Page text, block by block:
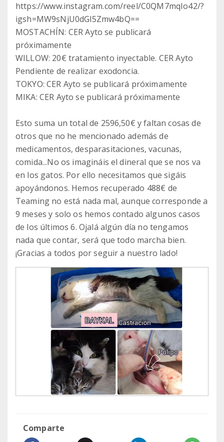
https://www.instagram.com/reel/C0QM7mqIo42/?
igsh=MW9sNjU0dGl5Zmw4bQ==
MOSTACHÍN: CER Ayto se publicará
próximamente
WILLOW: 20€ tratamiento inyectable. CER Ayto
Pendiente de realizar exodoncia.
TOKYO: CER Ayto se publicará próximamente
MIKA: CER Ayto se publicará próximamente
Esto suma un total de 2596,50€ y faltan cosas de
otros que no he mencionado además de
medicamentos, desparasitaciones, vacunas,
comida...No os imagináis el dineral que se nos va
en los gatos. Por ello necesitamos que sigáis
apoyándonos. Hemos recuperado 488€ de
Teaming no está nada mal, aunque corresponde a
9 meses y solo os hemos contado algunos casos
de los últimos 6. Ojalá algún día no tengamos
nada que contar, será que todo marcha bien.
¡Gracias a todos por seguir a nuestro lado!
Comparte